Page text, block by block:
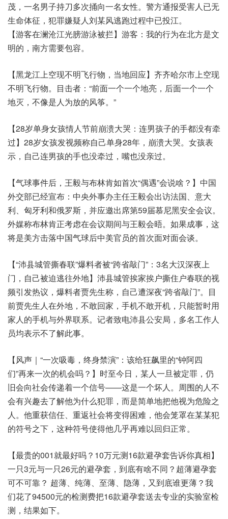
茂，一名男子持刀多次捅向一名女性。警方通报受害人已无
生命体征，犯罪嫌疑人刘某风逃跑过程中已投江。
【游客在澜沧江光膀游泳被拦】游客：我的行为在北方是文
明的，南方需要包容。
【黑龙江上空现不明飞行物，当地回应】齐齐哈尔市上空现
不明飞行物。目击者：“前面一个一个地亮，后面一个一个
地灭，不像是人为放的风筝。”
【28岁单身女孩情人节前崩溃大哭：连男孩子的手都没有牵
过】28岁女孩发视频称自己单身28年，崩溃大哭。女孩表
示，自己连男孩的手也没牵过，嘴也没亲过。
【气球事件后，王毅与布林肯如首次“偶遇”会说啥？】中国
外交部已经宣布：中央外事办主任王毅会出访法国、意大
利、匈牙利和俄罗斯，并应邀出席第59届慕尼黑安全会议。
外媒称布林肯正考虑在会议期间与王毅会晤。如果成事，这
将是美方击落中国气球后中美官员的首次面对面会谈。
【“沛县城管撕春联”爆料者被“跨省敲门”：3名大汉深夜上
门，自己被迫逃往外地】沛县城管挨家挨户撕住户春联的视
频引发热议，爆料者贾先生称，自己遭深夜“跨省敲门”。目
前贾先生人在外地，不敢回家，手机不敢开机，只能暂时用
家人的手机与外界联系。记者致电沛县公安局，多名工作人
员均表示不了解此事。
【风声｜“一次吸毒，终身禁演”：该给狂飙里的“钟阿四
们”再来一次的机会吗？】时至今日，某人一旦被定罪，仍
旧会向社会传递着一个信号——这是一个坏人。周围的人不
会有兴趣去了解他为什么犯罪，而是简单地把他视为危险之
人。他重获信任、重返社会将变得困难，他会笼罩在某某犯
的符号之下，这种符号使得他几乎再难以回归正常。
【最贵的001就最好吗？10万元测16款避孕套告诉你真相】
一只3元与一只26元的避孕套，到底有啥不同？超薄避孕套
可不可靠？ 超薄、纯薄、至薄、隐薄，又到底谁更薄？我
们花了94500元的检测费把16款避孕套送去专业的实验室检
测，结果如下。